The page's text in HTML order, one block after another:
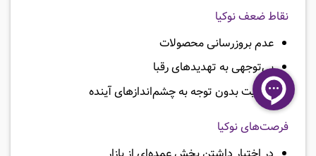
نقاط ضعف نوکیا
عدم بروزرسانی محصولات
بی‌توجهی به تهدیدهای رقبا
فعالیت بدون توجه به چشم‌اندازهای آینده
فرصت‌های نوکیا